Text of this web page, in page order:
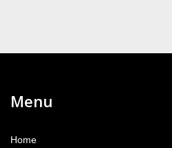
Menu
Home